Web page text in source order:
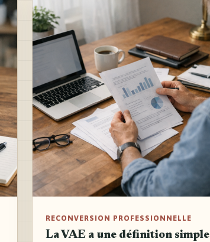
RECONVERSION PROFESSIONNELLE
La VAE a une définition simple